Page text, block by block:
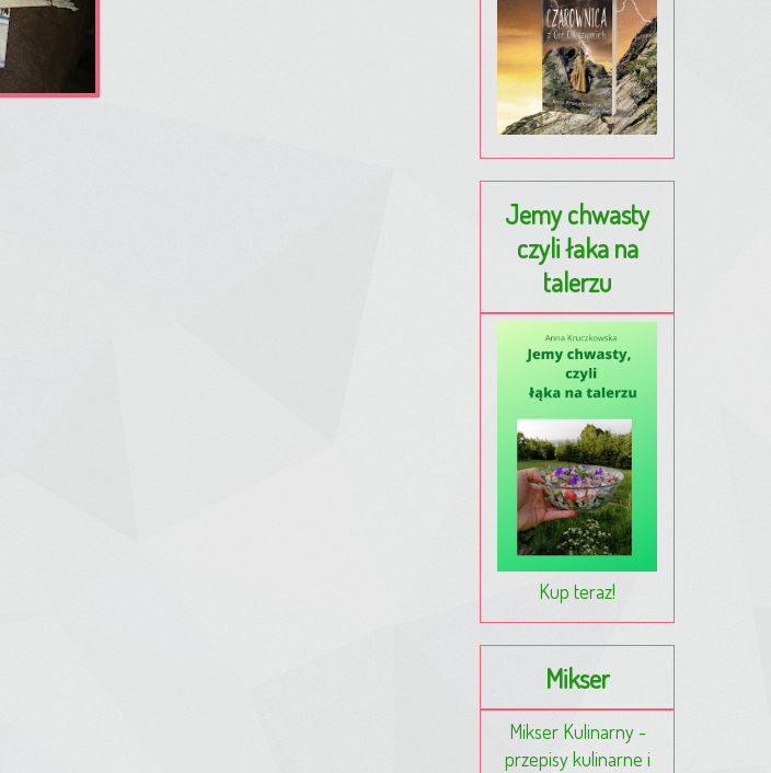
Jemy chwasty
czyli łaka na
talerzu
Kup teraz!
Mikser
Mikser Kulinarny -
przepisy kulinarne i